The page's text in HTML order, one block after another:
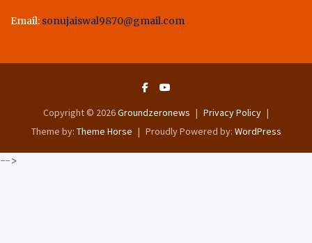
Email: sonujaiswal9870@gmail.com
Copyright © 2026Groundzeronews
Privacy Policy
Theme by: Theme Horse Proudly Powered by: WordPress
-->